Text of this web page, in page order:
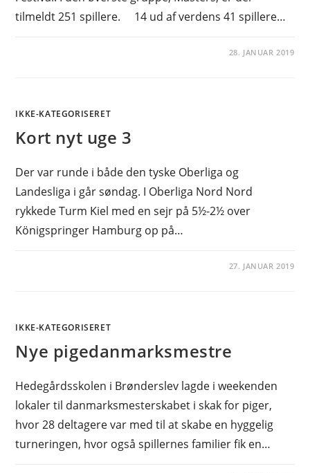
tilmeldt 251 spillere. 14 ud af verdens 41 spillere…
28. JANUAR 2019
IKKE-KATEGORISERET
Kort nyt uge 3
Der var runde i både den tyske Oberliga og
Landesliga i går søndag. I Oberliga Nord Nord
rykkede Turm Kiel med en sejr på 5½-2½ over
Königspringer Hamburg op på…
27. JANUAR 2019
IKKE-KATEGORISERET
Nye pigedanmarksmestre
Hedegårdsskolen i Brønderslev lagde i weekenden
lokaler til danmarksmesterskabet i skak for piger,
hvor 28 deltagere var med til at skabe en hyggelig
turneringen, hvor også spillernes familier fik en…